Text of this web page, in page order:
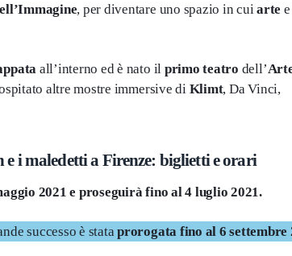
, per diventare uno spazio in cuiarte e
all’interno ed è nato il primo teatro dell’
altre mostre immersive di Klimt, Da Vinci,
i maledetti a Firenze: biglietti e orari
2021 e proseguirà fino al 4 luglio 2021.
successo è stataprorogata fino al 6 settembre